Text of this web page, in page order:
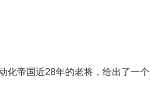
化帝国近28年的老将，给出了一个